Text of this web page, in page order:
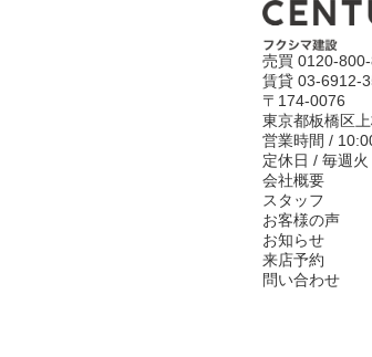
売買 0120-
賃貸 03-6912-
〒174-0076
東京都板橋区
営業時間 /
定休日 / 毎週火
会社概要
スタッフ
お客様の声
お知らせ
来店予約
問い合わせ